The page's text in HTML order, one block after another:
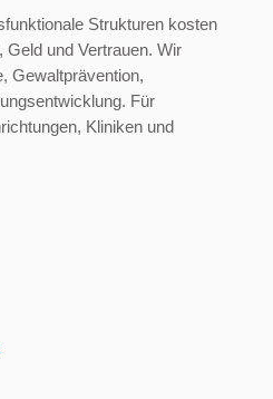
Strukturen kosten
Geld und Vertrauen. Wir
Gewaltprävention,
Für
Kliniken und